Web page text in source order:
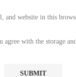
and website in this
agree with the storage